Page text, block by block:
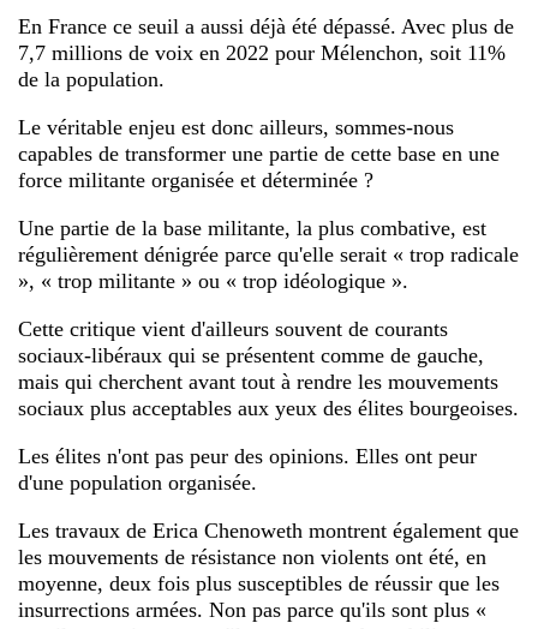
En France ce seuil a aussi déjà été dépassé. Avec plus de
7,7 millions de voix en 2022 pour Mélenchon, soit 11%
de la population.
Le véritable enjeu est donc ailleurs, sommes-nous
capables de transformer une partie de cette base en une
force militante organisée et déterminée ?
Une partie de la base militante, la plus combative, est
régulièrement dénigrée parce qu'elle serait « trop radicale
», « trop militante » ou « trop idéologique ».
Cette critique vient d'ailleurs souvent de courants
sociaux-libéraux qui se présentent comme de gauche,
mais qui cherchent avant tout à rendre les mouvements
sociaux plus acceptables aux yeux des élites bourgeoises.
Les élites n'ont pas peur des opinions. Elles ont peur
d'une population organisée.
Les travaux de Erica Chenoweth montrent également que
les mouvements de résistance non violents ont été, en
moyenne, deux fois plus susceptibles de réussir que les
insurrections armées. Non pas parce qu'ils sont plus «